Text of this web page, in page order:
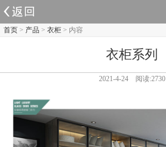
首页 > 产品 > 衣柜 > 内容
衣柜系列
2021-4-24 阅读:2730